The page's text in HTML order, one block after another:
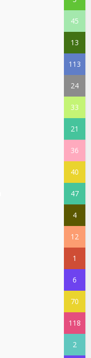
45
13
113
24
33
21
36
40
47
4
12
1
6
70
118
2